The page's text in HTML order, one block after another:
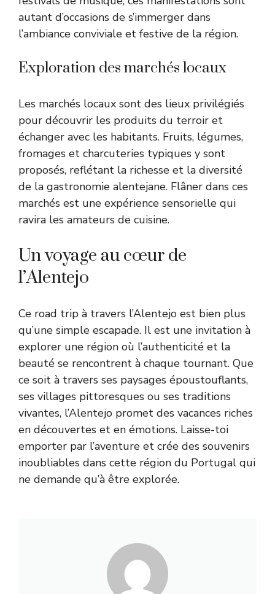
autant d’occasions de s’immerger dans
l’ambiance conviviale et festive de la région.
Exploration des marchés locaux
Les marchés locaux sont des lieux privilégiés
pour découvrir les produits du terroir et
échanger avec les habitants. Fruits, légumes,
fromages et charcuteries typiques y sont
proposés, reflétant la richesse et la diversité
de la gastronomie alentejane. Flâner dans ces
marchés est une expérience sensorielle qui
ravira les amateurs de cuisine.
Un voyage au cœur de
l’Alentejo
Ce road trip à travers l’Alentejo est bien plus
qu’une simple escapade. Il est une invitation à
explorer une région où l’authenticité et la
beauté se rencontrent à chaque tournant. Que
ce soit à travers ses paysages époustouflants,
ses villages pittoresques ou ses traditions
vivantes, l’Alentejo promet des vacances riches
en découvertes et en émotions. Laisse-toi
emporter par l’aventure et crée des souvenirs
inoubliables dans cette région du Portugal qui
ne demande qu’à être explorée.